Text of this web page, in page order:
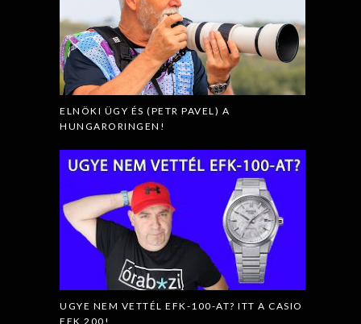
ELNÖKI ÜGY ÉS (PETR PAVEL) A
HUNGARORINGEN!
UGYE NEM VETTÉL EFK-100-AT? ITT A CASIO
EFK 200!